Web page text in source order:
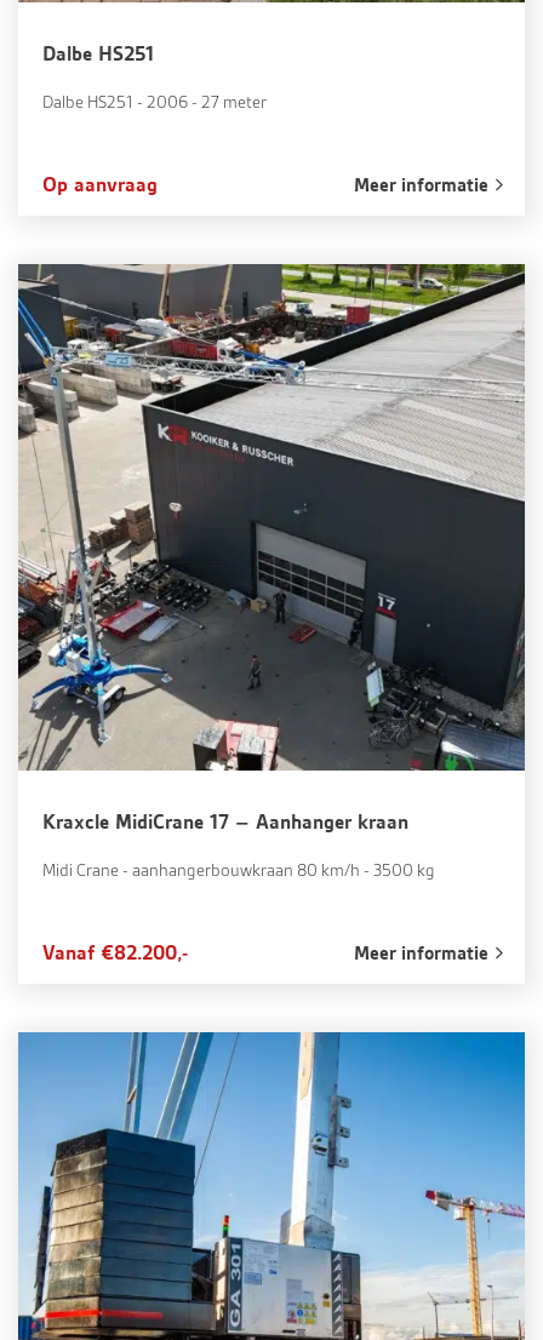
Dalbe HS251
Dalbe HS251 - 2006 - 27 meter
Op aanvraag Meer informatie
Kraxcle MidiCrane 17 – Aanhanger kraan
Midi Crane - aanhangerbouwkraan 80 km/h - 3500 kg
Vanaf €82.200,- Meer informatie